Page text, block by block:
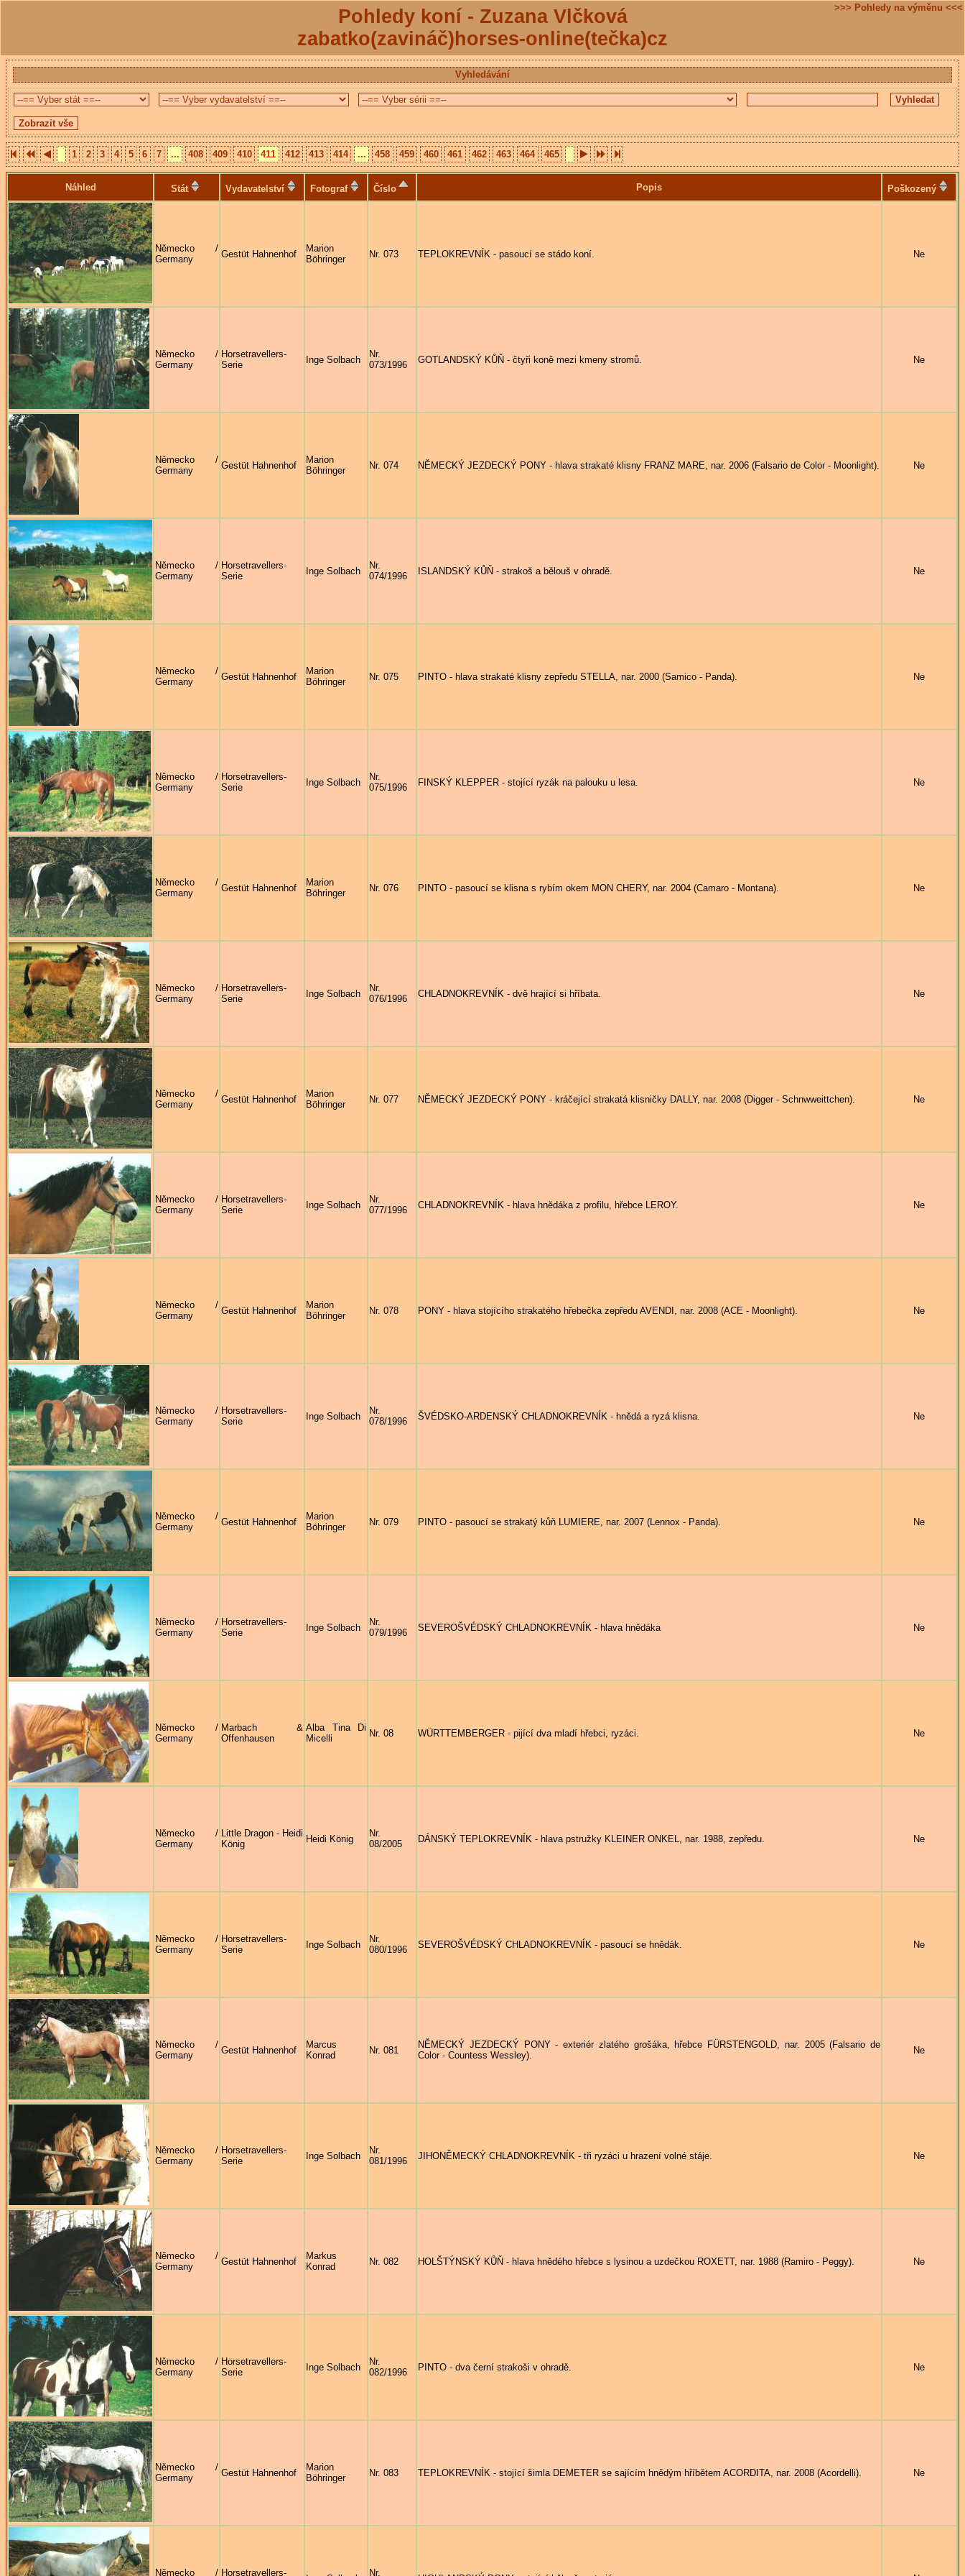
Pohledy koní - Zuzana Vlčková
zabatko(zavináč)horses-online(tečka)cz
>>> Pohledy na výměnu <<<
Vyhledávání
1 2 3 4 5 6 7 ... 408 409 410 411 412 413 414 ... 458 459 460 461 462 463 464 465
Náhled Stát Vydavatelství Fotograf Číslo Popis Poškozený
Německo /
Germany
Gestüt Hahnenhof
Marion
Böhringer
Nr. 073 TEPLOKREVNÍK - pasoucí se stádo koní. Ne
Německo /
Germany
Horsetravellers-
Serie
Inge Solbach
Nr.
073/1996
GOTLANDSKÝ KŮŇ - čtyři koně mezi kmeny stromů. Ne
Německo /
Germany
Gestüt Hahnenhof
Marion
Böhringer
Nr. 074 NĚMECKÝ JEZDECKÝ PONY - hlava strakaté klisny FRANZ MARE, nar. 2006 (Falsario de Color - Moonlight). Ne
Německo /
Germany
Horsetravellers-
Serie
Inge Solbach
Nr.
074/1996
ISLANDSKÝ KŮŇ - strakoš a bělouš v ohradě. Ne
Německo /
Germany
Gestüt Hahnenhof
Marion
Böhringer
Nr. 075 PINTO - hlava strakaté klisny zepředu STELLA, nar. 2000 (Samico - Panda). Ne
Německo /
Germany
Horsetravellers-
Serie
Inge Solbach
Nr.
075/1996
FINSKÝ KLEPPER - stojící ryzák na palouku u lesa. Ne
Německo /
Germany
Gestüt Hahnenhof
Marion
Böhringer
Nr. 076 PINTO - pasoucí se klisna s rybím okem MON CHERY, nar. 2004 (Camaro - Montana). Ne
Německo /
Germany
Horsetravellers-
Serie
Inge Solbach
Nr.
076/1996
CHLADNOKREVNÍK - dvě hrající si hříbata. Ne
Německo /
Germany
Gestüt Hahnenhof
Marion
Böhringer
Nr. 077 NĚMECKÝ JEZDECKÝ PONY - kráčející strakatá klisničky DALLY, nar. 2008 (Digger - Schnwweittchen). Ne
Německo /
Germany
Horsetravellers-
Serie
Inge Solbach
Nr.
077/1996
CHLADNOKREVNÍK - hlava hnědáka z profilu, hřebce LEROY. Ne
Německo /
Germany
Gestüt Hahnenhof
Marion
Böhringer
Nr. 078 PONY - hlava stojícího strakatého hřebečka zepředu AVENDI, nar. 2008 (ACE - Moonlight). Ne
Německo /
Germany
Horsetravellers-
Serie
Inge Solbach
Nr.
078/1996
ŠVÉDSKO-ARDENSKÝ CHLADNOKREVNÍK - hnědá a ryzá klisna. Ne
Německo /
Germany
Gestüt Hahnenhof
Marion
Böhringer
Nr. 079 PINTO - pasoucí se strakatý kůň LUMIERE, nar. 2007 (Lennox - Panda). Ne
Německo /
Germany
Horsetravellers-
Serie
Inge Solbach
Nr.
079/1996
SEVEROŠVÉDSKÝ CHLADNOKREVNÍK - hlava hnědáka Ne
Německo /
Germany
Marbach &
Offenhausen
Alba Tina Di
Micelli
Nr. 08 WÜRTTEMBERGER - pijící dva mladí hřebci, ryzáci. Ne
Německo /
Germany
Little Dragon - Heidi
König
Heidi König
Nr.
08/2005
DÁNSKÝ TEPLOKREVNÍK - hlava pstružky KLEINER ONKEL, nar. 1988, zepředu. Ne
Německo /
Germany
Horsetravellers-
Serie
Inge Solbach
Nr.
080/1996
SEVEROŠVÉDSKÝ CHLADNOKREVNÍK - pasoucí se hnědák. Ne
Německo /
Germany
Gestüt Hahnenhof
Marcus
Konrad
Nr. 081
NĚMECKÝ JEZDECKÝ PONY - exteriér zlatého grošáka, hřebce FÜRSTENGOLD, nar. 2005 (Falsario de
Color - Countess Wessley).
Ne
Německo /
Germany
Horsetravellers-
Serie
Inge Solbach
Nr.
081/1996
JIHONĚMECKÝ CHLADNOKREVNÍK - tři ryzáci u hrazení volné stáje. Ne
Německo /
Germany
Gestüt Hahnenhof
Markus
Konrad
Nr. 082 HOLŠTÝNSKÝ KŮŇ - hlava hnědého hřebce s lysinou a uzdečkou ROXETT, nar. 1988 (Ramiro - Peggy). Ne
Německo /
Germany
Horsetravellers-
Serie
Inge Solbach
Nr.
082/1996
PINTO - dva černí strakoši v ohradě. Ne
Německo /
Germany
Gestüt Hahnenhof
Marion
Böhringer
Nr. 083 TEPLOKREVNÍK - stojící šimla DEMETER se sajícím hnědým hříbětem ACORDITA, nar. 2008 (Acordelli). Ne
Německo / Horsetravellers- Nr.